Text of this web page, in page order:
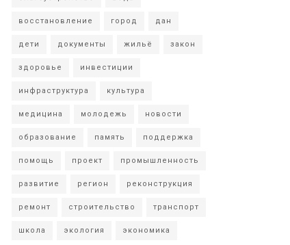
восстановление город дан
дети документы жильё закон
здоровье инвестиции
инфраструктура культура
медицина молодежь новости
образование память поддержка
помощь проект промышленность
развитие регион реконструкция
ремонт строительство транспорт
школа экология экономика